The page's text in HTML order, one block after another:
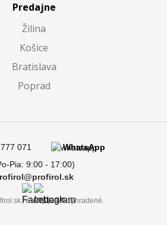
Predajne
Žilina
Košice
Bratislava
Poprad
Všetky práva vyhradené.
071
Pia: 9:00 - 17:00)
WhatsApp